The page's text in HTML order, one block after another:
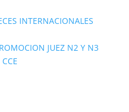
INTERNACIONALES
JUEZ N2 Y N3